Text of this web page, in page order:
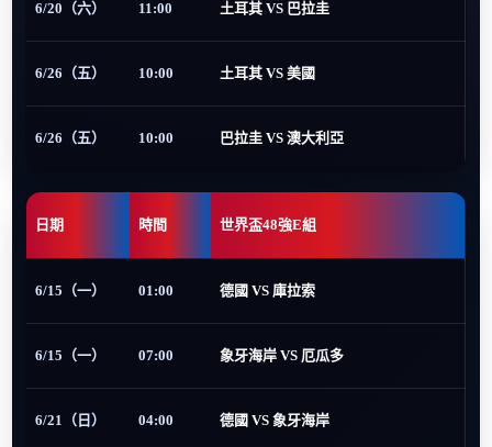
6/20（六） 11:00 土耳其 VS 巴拉圭
6/26（五） 10:00 土耳其 VS 美國
6/26（五） 10:00 巴拉圭 VS 澳大利亞
日期 時間 世界盃48強E組
6/15（一） 01:00 德國 VS 庫拉索
6/15（一） 07:00 象牙海岸 VS 厄瓜多
6/21（日） 04:00 德國 VS 象牙海岸